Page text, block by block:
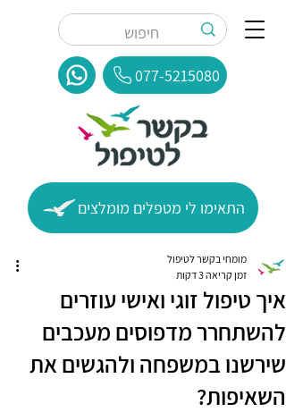
077-5215080
התאימו לי מטפלים מומלצים
איך טיפול זוגי ואישי עוזרים
להשתחרר מדפוסים מעכבים
שירשנו במשפחה ולהגשים את
השאיפות?
מומחי בקשר לטיפול
זמן קריאה 3 דקות